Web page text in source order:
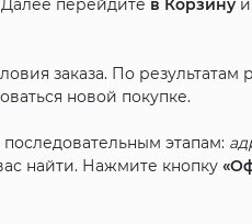
перейдите в Корзину
заказа. По результатам
новой покупке.
этапам:
найти. Нажмите кнопку